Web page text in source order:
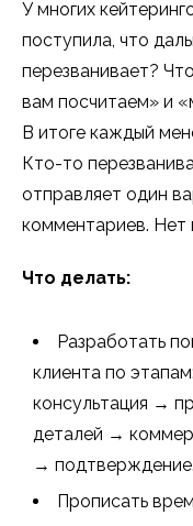
У многих
поступила, что
перезванивает?
вам посчитаем» и
В итоге каждый
Кто-то
отправляет один
комментариев. Нет
Что делать:
Разработать
клиента по
консультация →
деталей →
→ подтверждение.
Прописать